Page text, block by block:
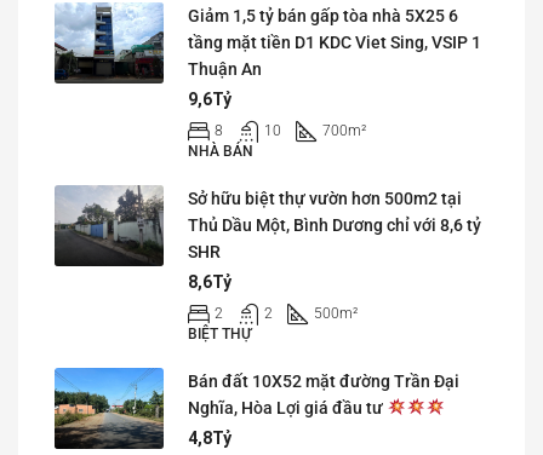
Giảm 1,5 tỷ bán gấp tòa nhà 5X25 6
tầng mặt tiền D1 KDC Viet Sing, VSIP 1
Thuận An
9,6Tỷ
8 10 700m²
NHÀ BÁN
Sở hữu biệt thự vườn hơn 500m2 tại
Thủ Dầu Một, Bình Dương chỉ với 8,6 tỷ
SHR
8,6Tỷ
2 2 500m²
BIỆT THỰ
Bán đất 10X52 mặt đường Trần Đại
Nghĩa, Hòa Lợi giá đầu tư
4,8Tỷ